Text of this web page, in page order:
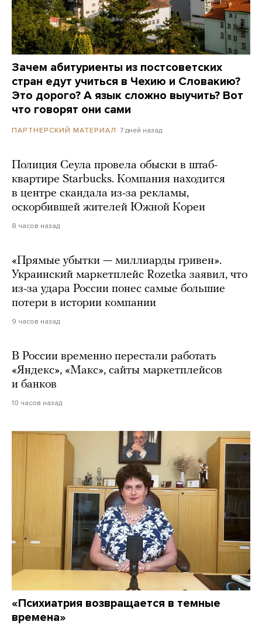
Зачем абитуриенты из постсоветских
стран едут учиться в Чехию и Словакию?
Это дорого? А язык сложно выучить? Вот
что говорят они сами
ПАРТНЕРСКИЙ МАТЕРИАЛ 7 дней назад
Полиция Сеула провела обыски в штаб-
квартире Starbucks. Компания находится
в центре скандала из-за рекламы,
оскорбившей жителей Южной Кореи
8 часов назад
«Прямые убытки — миллиарды гривен».
Украинский маркетплейс Rozetka заявил, что
из-за удара России понес самые большие
потери в истории компании
9 часов назад
В России временно перестали работать
«Яндекс», «Макс», сайты маркетплейсов
и банков
10 часов назад
«Психиатрия возвращается в темные
времена»